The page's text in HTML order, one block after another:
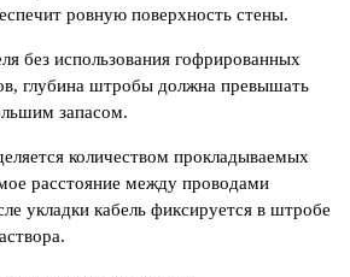
ровную поверхность стены.
без использования гофрированных
глубина штробы должна превышать
запасом.
количеством прокладываемых
расстояние между проводами
укладки кабель фиксируется в штробе